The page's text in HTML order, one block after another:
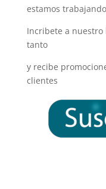
estamos
Incribete a
tanto
y recibe
clientes